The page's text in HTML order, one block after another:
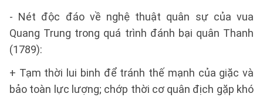
- Nét độc đáo về nghệ thuật quân sự của vua
Quang Trung trong quá trình đánh bại quân Thanh
(1789):
+ Tạm thời lui binh để tránh thế mạnh của giặc và
bảo toàn lực lượng; chớp thời cơ quân địch gặp khó